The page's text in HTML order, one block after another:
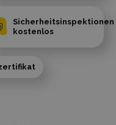
Sicherheitsinspektionen
kostenlos